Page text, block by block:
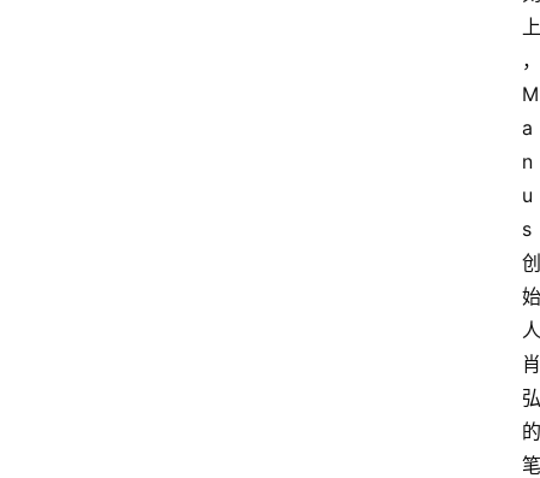
上
，
M
a
n
u
s
创
始
人
肖
弘
的
笔